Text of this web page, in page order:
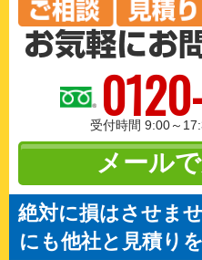
受付時間 9:00～
メール
絶対に損はさせま
にも他社と見積り